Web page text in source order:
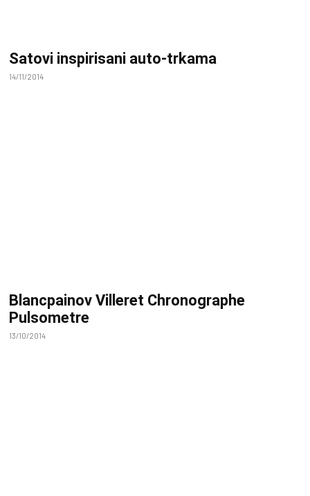
Satovi inspirisani auto-trkama
14/11/2014
Blancpainov Villeret Chronographe
Pulsometre
13/10/2014